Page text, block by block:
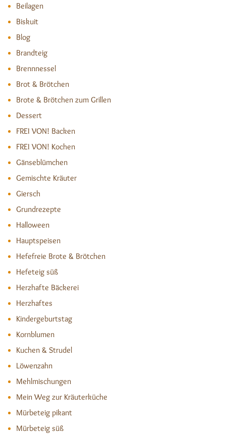
Beilagen
Biskuit
Blog
Brandteig
Brennnessel
Brot & Brötchen
Brote & Brötchen zum Grillen
Dessert
FREI VON! Backen
FREI VON! Kochen
Gänseblümchen
Gemischte Kräuter
Giersch
Grundrezepte
Halloween
Hauptspeisen
Hefefreie Brote & Brötchen
Hefeteig süß
Herzhafte Bäckerei
Herzhaftes
Kindergeburtstag
Kornblumen
Kuchen & Strudel
Löwenzahn
Mehlmischungen
Mein Weg zur Kräuterküche
Mürbeteig pikant
Mürbeteig süß